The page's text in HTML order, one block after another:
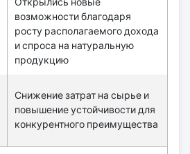
возможности благодаря
росту располагаемого дохода
и спроса на натуральную
продукцию
Снижение затрат на сырье и
повышение устойчивости для
конкурентного преимущества